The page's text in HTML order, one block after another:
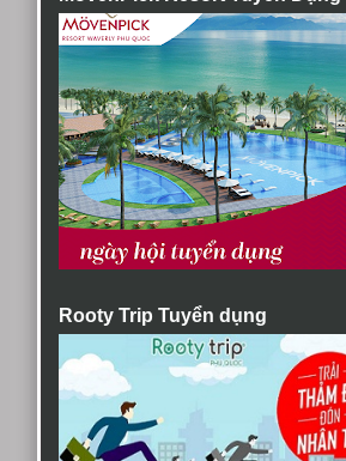
Rooty Trip Tuyển dụng